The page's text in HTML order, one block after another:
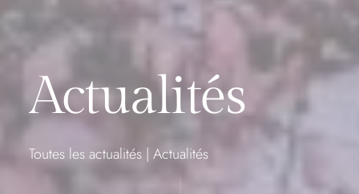
Actualités
Toutes les actualités| Actualités